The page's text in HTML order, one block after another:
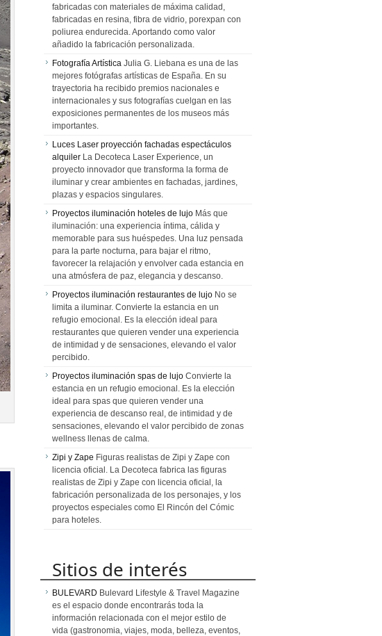
fabricadas con materiales de máxima calidad,
fabricadas en resina, fibra de vidrio, porexpan con
poliurea endurecida. Aportando como valor
añadido la fabricación personalizada.
Fotografía Artística Julia G. Liebana es una de las
mejores fotógrafas artísticas de España. En su
trayectoria ha recibido premios nacionales e
internacionales y sus fotografías cuelgan en las
exposiciones permanentes de los museos más
importantes.
Luces Laser proyección fachadas espectáculos
alquiler La Decoteca Laser Experience, un
proyecto innovador que transforma la forma de
iluminar y crear ambientes en fachadas, jardines,
plazas y espacios singulares.
Proyectos iluminación hoteles de lujo Más que
iluminación: una experiencia íntima, cálida y
memorable para sus huéspedes. Una luz pensada
para la parte nocturna, para bajar el ritmo,
favorecer la relajación y envolver cada estancia en
una atmósfera de paz, elegancia y descanso.
Proyectos iluminación restaurantes de lujo No se
limita a iluminar. Convierte la estancia en un
refugio emocional. Es la elección ideal para
restaurantes que quieren vender una experiencia
de intimidad y de sensaciones, elevando el valor
percibido.
Proyectos iluminación spas de lujo Convierte la
estancia en un refugio emocional. Es la elección
ideal para spas que quieren vender una
experiencia de descanso real, de intimidad y de
sensaciones, elevando el valor percibido de zonas
wellness llenas de calma.
Zipi y Zape Figuras realistas de Zipi y Zape con
licencia oficial. La Decoteca fabrica las figuras
realistas de Zipi y Zape con licencia oficial, la
fabricación personalizada de los personajes, y los
proyectos especiales como El Rincón del Cómic
para hoteles.
Sitios de interés
BULEVARD Bulevard Lifestyle & Travel Magazine
es el espacio donde encontrarás toda la
información relacionada con el mejor estilo de
vida (gastronomia, viajes, moda, belleza, eventos,